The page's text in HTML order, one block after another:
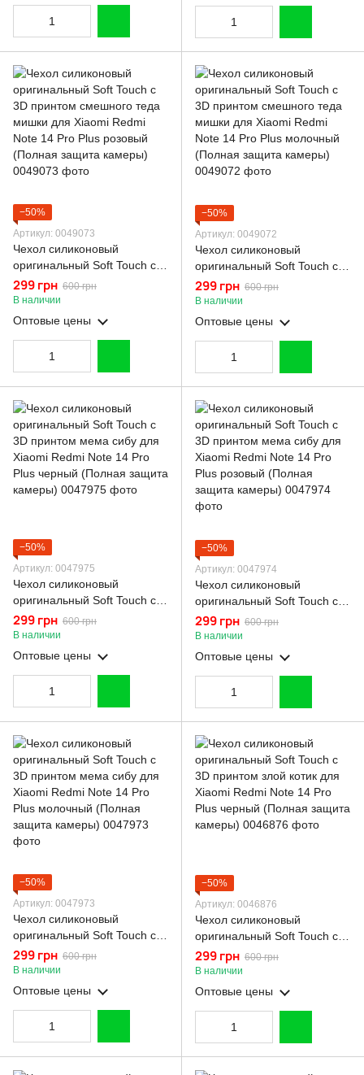
−50%
Артикул: 0049073
Чехол силиконовый
оригинальный Soft Touch с
3D принтом смешного теда
мишки для Xiaomi Redmi
Note 14 Pro Plus розовый
(Полная защита камеры)
299 грн 600 грн
В наличии
Оптовые цены
−50%
Артикул: 0049072
Чехол силиконовый
оригинальный Soft Touch с
3D принтом смешного теда
мишки для Xiaomi Redmi
Note 14 Pro Plus молочный
(Полная защита камеры)
299 грн 600 грн
В наличии
Оптовые цены
−50%
Артикул: 0047975
Чехол силиконовый
оригинальный Soft Touch с
3D принтом мема сибу для
Xiaomi Redmi Note 14 Pro
Plus черный (Полная защита
299 грн 600 грн
В наличии
Оптовые цены
−50%
Артикул: 0047974
Чехол силиконовый
оригинальный Soft Touch с
3D принтом мема сибу для
Xiaomi Redmi Note 14 Pro
Plus розовый (Полная
защита камеры)
299 грн 600 грн
В наличии
Оптовые цены
−50%
Артикул: 0047973
Чехол силиконовый
оригинальный Soft Touch с
3D принтом мема сибу для
Xiaomi Redmi Note 14 Pro
Plus молочный (Полная
защита камеры)
299 грн 600 грн
В наличии
Оптовые цены
−50%
Артикул: 0046876
Чехол силиконовый
оригинальный Soft Touch с
3D принтом злой котик для
Xiaomi Redmi Note 14 Pro
Plus черный (Полная защита
299 грн 600 грн
В наличии
Оптовые цены